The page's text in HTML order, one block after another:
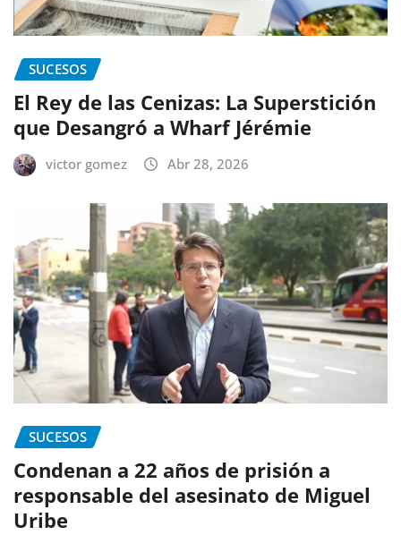
SUCESOS
El Rey de las Cenizas: La Superstición
que Desangró a Wharf Jérémie
victor gomez Abr 28, 2026
SUCESOS
Condenan a 22 años de prisión a
responsable del asesinato de Miguel
Uribe